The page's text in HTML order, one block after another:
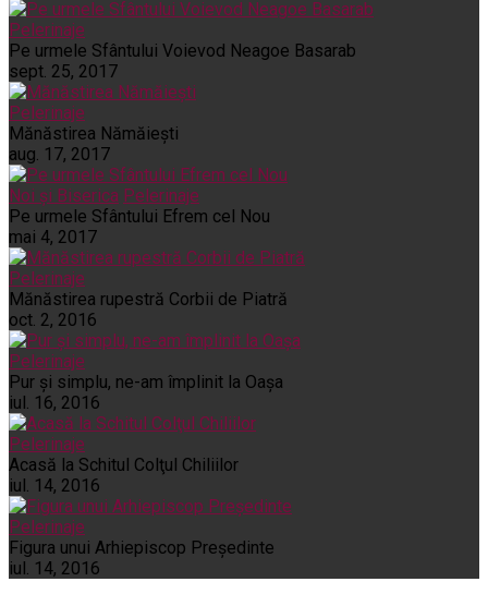
Pelerinaje
Pe urmele Sfântului Voievod Neagoe Basarab
sept. 25, 2017
Pelerinaje
Mănăstirea Nămăiești
aug. 17, 2017
Noi și Biserica Pelerinaje
Pe urmele Sfântului Efrem cel Nou
mai 4, 2017
Pelerinaje
Mănăstirea rupestră Corbii de Piatră
oct. 2, 2016
Pelerinaje
Pur şi simplu, ne-am împlinit la Oaşa
iul. 16, 2016
Pelerinaje
Acasă la Schitul Colţul Chiliilor
iul. 14, 2016
Pelerinaje
Figura unui Arhiepiscop Preşedinte
iul. 14, 2016